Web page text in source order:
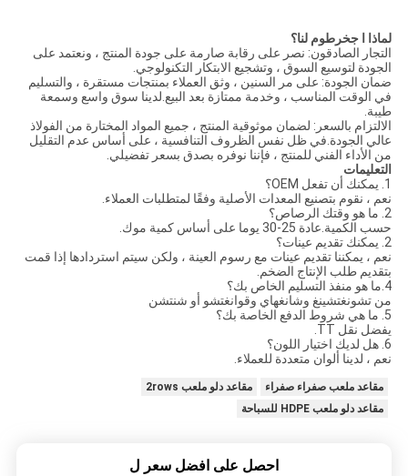
لماذا ا جخرطوم لنا؟
التجار الصادقون: نصر على رقابة صارمة على جودة المنتج ، ونعتمد على
الجودة لتوسيع السوق ، وتشجيع الابتكار التكنولوجي.
ضمان الجودة: على مر السنين ، وثق العملاء بمنتجات مستقرة ، والتسليم
في الوقت المناسب ، وخدمة ممتازة بعد البيع.لدينا سوق واسع وسمعة
طيبة.
الالتزام بالسعر: لضمان موثوقية المنتج ، جميع المواد المختارة من الفولاذ
عالي الجودة.في ظل نفس الظروف التنافسية ، على أساس عدم التقليل
من الأداء الفني للمنتج ، فإننا نوفره بصدق بسعر تفضيلي.
التعليمات
1. يمكنك أن تفعل OEM؟
نعم ، نقوم بتصنيع المعدات الأصلية وفقًا لمتطلبات العملاء.
2. ما هو وقتك الرصاص؟
حسب الكمية.عادة 25-30 يوما على أساس كمية موك.
2. يمكنك تقديم عينات؟
نعم ، يمكننا تقديم عينات مع رسوم العينة ، ولكن سيتم استردادها إذا قمت
بتقديم طلب الإنتاج الضخم.
4.ما هو منفذ التسليم الخاص بك؟
من تشونغتشينغ وشانغهاي وقوانغتشو أو شنتشن
5. ما هي شروط الدفع الخاصة بك؟
يفضل نقل TT.
6. هل لديك اختيار اللون؟
نعم ، لدينا ألوان متعددة للعملاء.
مقاعد ملعب صفراء صفراء
مقاعد دلو ملعب 2rows
مقاعد دلو ملعب HDPE للسباحة
احصل على افضل سعر ل